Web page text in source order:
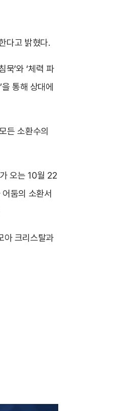
다고 밝혔다.
’와 ‘체력 파
통해 상대에
든 소환수의
오는 10월 22
둠의 소환서
아 크리스탈과